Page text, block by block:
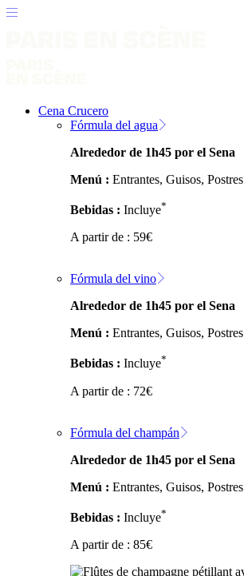
Cena Crucero
Fórmula del agua
Alrededor de 1h45 por el Sena
Menú : Entrantes, Guisos, Postres
Bebidas : Incluye*
A partir de : 59€
Fórmula del vino
Alrededor de 1h45 por el Sena
Menú : Entrantes, Guisos, Postres
Bebidas : Incluye*
A partir de : 72€
Fórmula del champán
Alrededor de 1h45 por el Sena
Menú : Entrantes, Guisos, Postres
Bebidas : Incluye*
A partir de : 85€